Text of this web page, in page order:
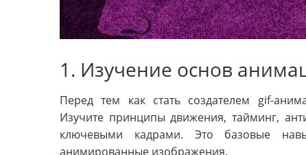
1. Изучение основ
Перед тем как стать создателем gif-
Изучите принципы движения, тайминг,
ключевыми кадрами. Это базовые
анимированные изображения.